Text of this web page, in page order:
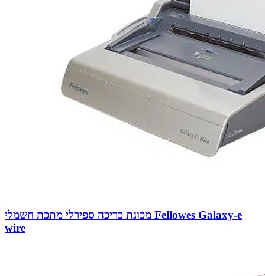
מכונת כריכה ספירלי מתכת חשמלי Fellowes Galaxy-e
wire